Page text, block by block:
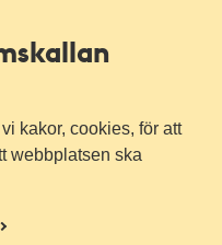
kakor, cookies, för att
webbplatsen ska